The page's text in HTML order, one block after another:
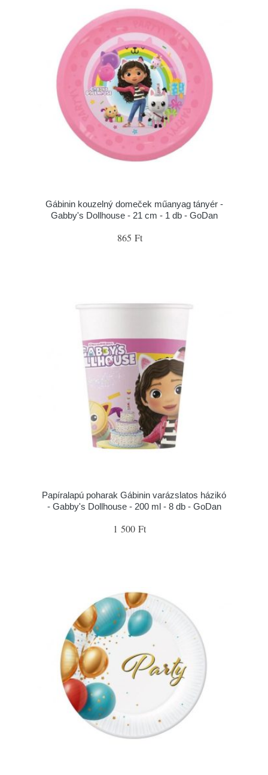
Gábinin kouzelný domeček műanyag tányér -
Gabby's Dollhouse - 21 cm - 1 db - GoDan
865 Ft
Papíralapú poharak Gábinin varázslatos házikó
- Gabby's Dollhouse - 200 ml - 8 db - GoDan
1 500 Ft